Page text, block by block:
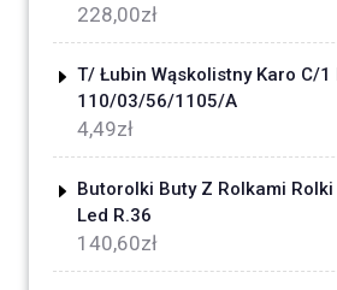
228,00zł
T/ Łubin Wąskolistny Karo C/1
110/03/56/1105/A
4,49zł
Butorolki Buty Z Rolkami Rolki
Led R.36
140,60zł